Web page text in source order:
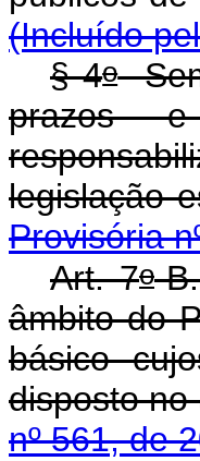
(Incluído
§ 4o
prazos e
legislação
Provisória
Art. 7o-
âmbito do
básico
disposto no
nº 561, de